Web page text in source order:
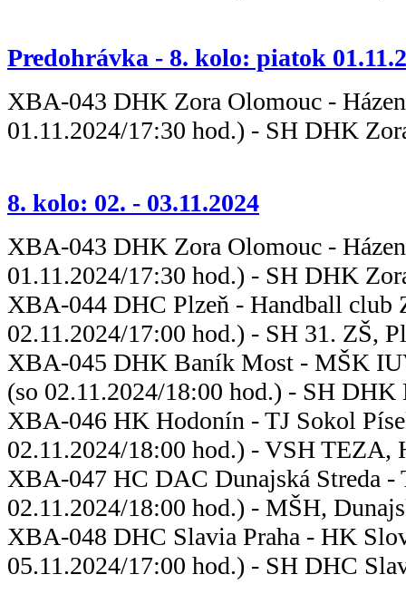
Predohrávka - 8. kolo: piatok
XBA-043 DHK Zora Olomouc -
01.11.2024/17:30 hod.) - SH DHK
8. kolo: 02. - 03.11.2024
XBA-043 DHK Zora Olomouc -
01.11.2024/17:30 hod.) - SH DHK
XBA-044 DHC Plzeň -
02.11.2024/17:00 hod.) - SH 31. ZŠ,
XBA-045 DHK Baník Most - MŠK
(so 02.11.2024/18:00 hod.) - SH
XBA-046 HK Hodonín - TJ
02.11.2024/18:00 hod.) - VSH TEZA,
XBA-047 HC DAC Dunajská Streda
02.11.2024/18:00 hod.) - MŠH,
XBA-048 DHC Slavia Praha - HK
05.11.2024/17:00 hod.) - SH DHC